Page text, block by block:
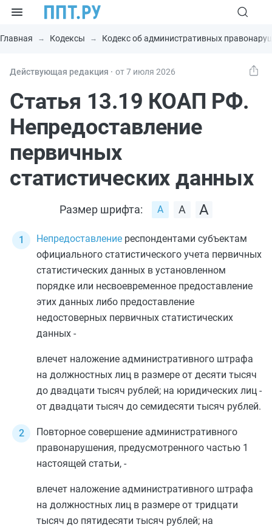
Главная Кодексы Кодекс об административных
Действующая редакция ⸱ от 7 июля 2026
Статья 13.19 КОАП РФ.
Непредоставление
первичных
статистических данных
Размер шрифта:
Непредоставление респондентами субъектам
официального статистического учета первичных
статистических данных в установленном
порядке или несвоевременное предоставление
этих данных либо предоставление
недостоверных первичных статистических
данных -
влечет наложение административного штрафа
на должностных лиц в размере от десяти тысяч
до двадцати тысяч рублей; на юридических лиц -
от двадцати тысяч до семидесяти тысяч рублей.
Повторное совершение административного
правонарушения, предусмотренного частью 1
настоящей статьи, -
влечет наложение административного штрафа
на должностных лиц в размере от тридцати
тысяч до пятидесяти тысяч рублей; на